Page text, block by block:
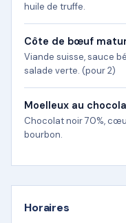
huile de truffe.
Côte de bœuf
Viande suisse, sauce
salade verte. (pour 2)
Moelleux au
Chocolat noir 70%,
bourbon.
Horaires